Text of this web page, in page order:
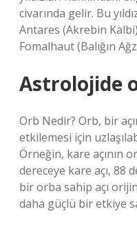
civarında gelir. Bu
Antares (Akrebin
Fomalhaut (Balığın
Astrolojide
Orb Nedir? Orb, bir
etkilemesi için
Örneğin, kare açının
dereceye kare açı, 88
bir orba sahip açı
daha güçlü bir etkiye